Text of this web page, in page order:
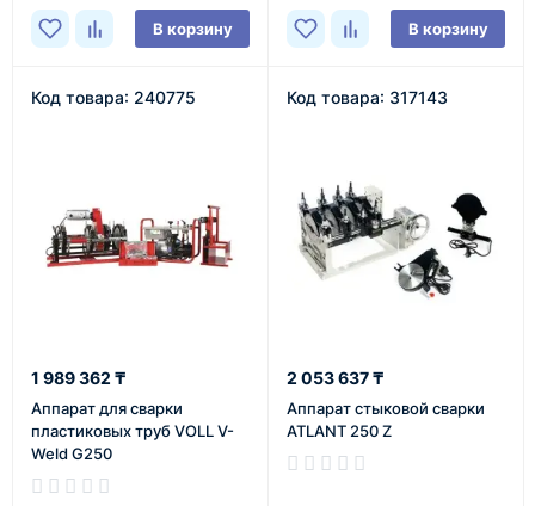
В корзину В корзину
Код товара: 240775
1 989 362 ₸
Аппарат для сварки
пластиковых труб VOLL V-
Weld G250
Код товара: 317143
2 053 637 ₸
Аппарат стыковой сварки
ATLANT 250 Z